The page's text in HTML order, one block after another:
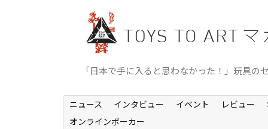
「日本で手に入ると思わなかった！」玩具の
ニュース インタビュー イベント レビュー
オンラインポーカー